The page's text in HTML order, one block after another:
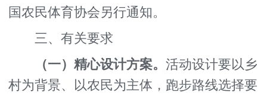
国农民体育协会另行通知。
三、有关要求
（一）精心设计方案。活动设计要以乡
村为背景、以农民为主体，跑步路线选择要